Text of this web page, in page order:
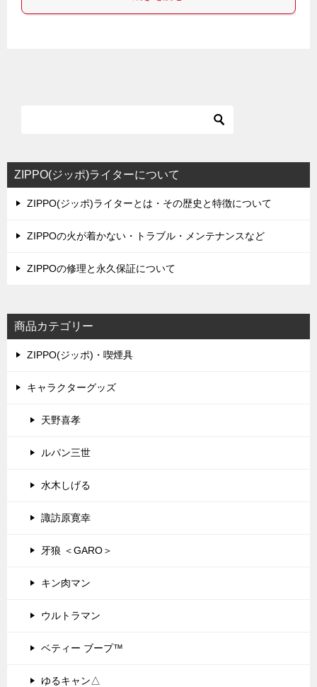
ZIPPO(ジッポ)ライターについて
ZIPPO(ジッポ)ライターとは・その歴史と特徴について
ZIPPOの火が着かない・トラブル・メンテナンスなど
ZIPPOの修理と永久保証について
商品カテゴリー
ZIPPO(ジッポ)・喫煙具
キャラクターグッズ
天野喜孝
ルパン三世
水木しげる
諏訪原寛幸
牙狼 ＜GARO＞
キン肉マン
ウルトラマン
ベティー ブープ™
ゆるキャン△